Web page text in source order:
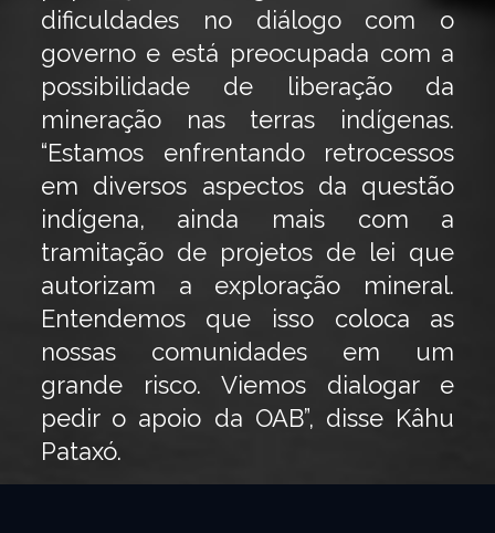
dificuldades no diálogo com o
governo e está preocupada com a
possibilidade de liberação da
mineração nas terras indígenas.
“Estamos enfrentando retrocessos
em diversos aspectos da questão
indígena, ainda mais com a
tramitação de projetos de lei que
autorizam a exploração mineral.
Entendemos que isso coloca as
nossas comunidades em um
grande risco. Viemos dialogar e
pedir o apoio da OAB”, disse Kâhu
Pataxó.